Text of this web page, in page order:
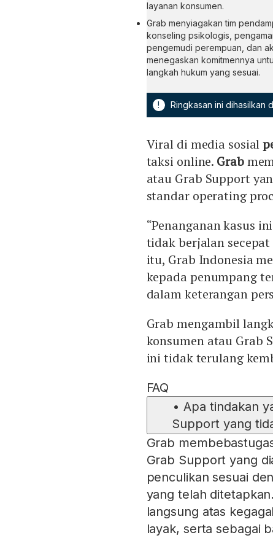
layanan konsumen.
Grab menyiagakan tim
konseling psikologis,
pengemudi perempuan, dan
menegaskan komitmennya
langkah hukum yang sesuai.
! Ringkasan ini dihasilkan
Viral di media sosial
taksi online. Grab
atau Grab Support
standar operating
“Penanganan kasus
tidak berjalan secepat
itu, Grab Indonesia
kepada penumpang
dalam keterangan
Grab mengambil
konsumen atau Grab
ini tidak terulang
FAQ
• Apa tindakan
Support yang
Grab
Grab Support yang
penculikan sesuai
yang telah
langsung atas
layak, serta sebagai